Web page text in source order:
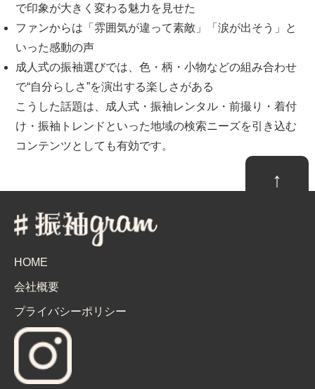
で印象が大きく変わる魅力を見せた
ファンからは「雰囲気が違って素敵」「涙が出そう」と
いった感動の声
成人式の振袖選びでは、色・柄・小物などの組み合わせ
で“自分らしさ”を演出する楽しさがある
こうした話題は、 成人式・振袖レンタル・前撮り・着付
け・振袖トレンド といった地域の検索ニーズを引き込む
コンテンツとしても有効です。
↑
HOME
会社概要
プライバシーポリシー